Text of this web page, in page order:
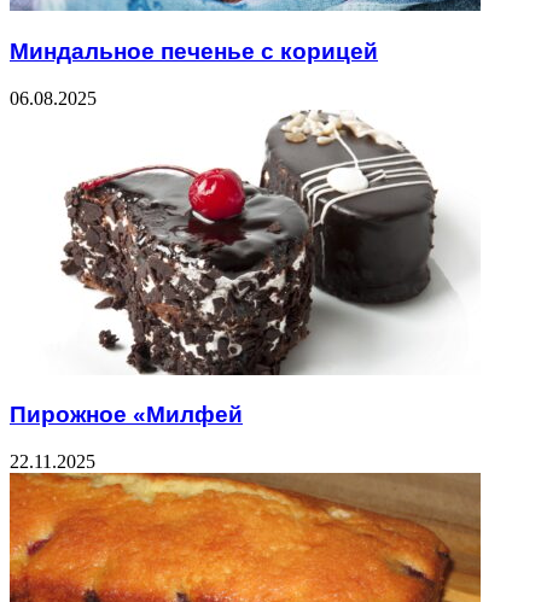
Миндальное печенье с корицей
06.08.2025
Пирожное «Милфей
22.11.2025